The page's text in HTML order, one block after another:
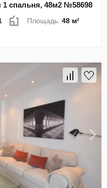
спальня, 48м2 №58698
Площадь:48 м²